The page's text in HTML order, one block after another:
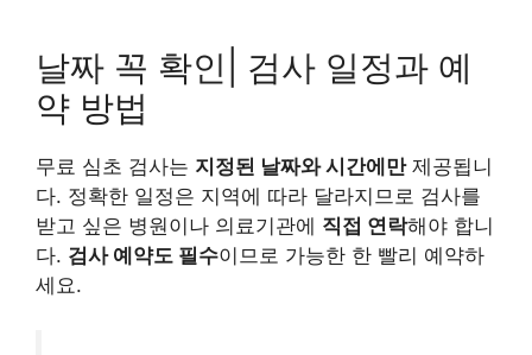
날짜 꼭 확인| 검사 일정과 예
약 방법
무료 심초 검사는 지정된 날짜와 시간에만제공됩니
다. 정확한 일정은 지역에 따라 달라지므로 검사를
받고 싶은 병원이나 의료기관에 직접 연락해야 합니
다. 검사 예약도 필수이므로 가능한 한 빨리 예약하
세요.